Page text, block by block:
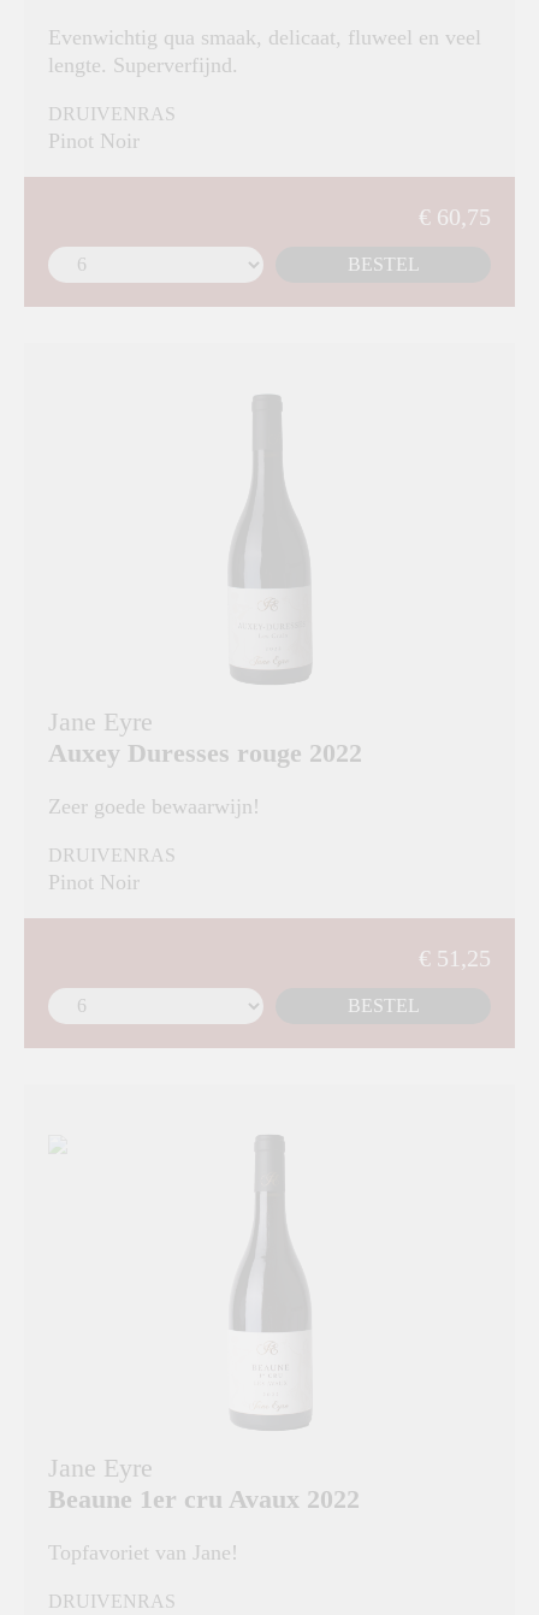
Evenwichtig qua smaak, delicaat, fluweel en veel
lengte. Superverfijnd.
DRUIVENRAS
Pinot Noir
€ 60,75
BESTEL
Jane Eyre
Auxey Duresses rouge 2022
Zeer goede bewaarwijn!
DRUIVENRAS
Pinot Noir
€ 51,25
BESTEL
Jane Eyre
Beaune 1er cru Avaux 2022
Topfavoriet van Jane!
DRUIVENRAS